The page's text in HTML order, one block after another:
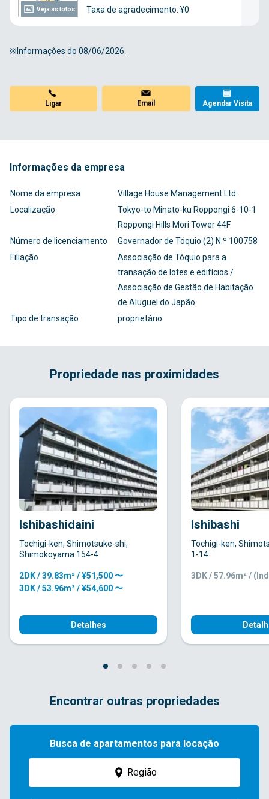
Veja as fotos
Taxa de agradecimento: ¥0
※Informações do 08/06/2026.
Ligar Email Agendar Visita
Informações da empresa
Nome da empresa
Village House Management Ltd.
Localização
Tokyo-to Minato-ku Roppongi 6-10-1
Roppongi Hills Mori Tower 44F
Número de licenciamento
Governador de Tóquio (2) N.º 100758
Filiação
Associação de Tóquio para a
transação de lotes e edifícios /
Associação de Gestão de Habitação
de Aluguel do Japão
Tipo de transação
proprietário
Propriedade nas proximidades
Ishibashidaini
Tochigi-ken, Shimotsuke-shi,
Shimokoyama 154-4
2DK / 39.83m² / ¥51,500 〜
3DK / 53.96m² / ¥54,600 〜
Detalhes
Ishibashi
Tochigi-ken,
1-14
3DK / 57.96m² /
Encontrar outras propriedades
Busca de apartamentos para locação
Região